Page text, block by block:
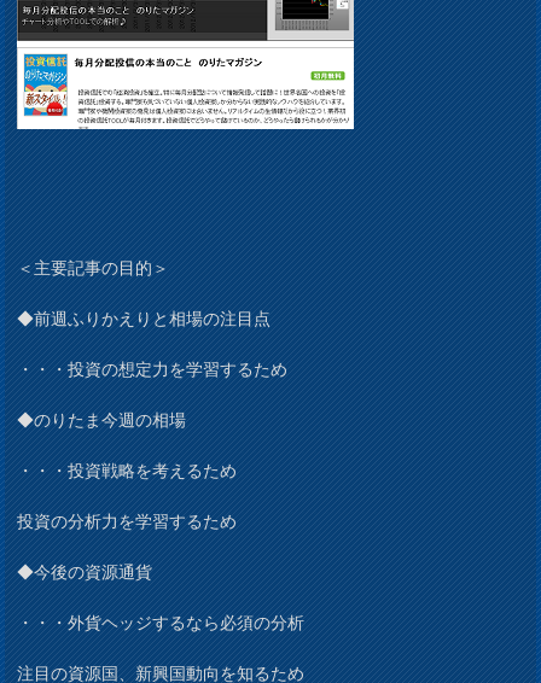
＜主要記事の目的＞
◆前週ふりかえりと相場の注目点
・・・投資の想定力を学習するため
◆のりたま今週の相場
・・・投資戦略を考えるため
投資の分析力を学習するため
◆今後の資源通貨
・・・外貨ヘッジするなら必須の分析
注目の資源国、新興国動向を知るため